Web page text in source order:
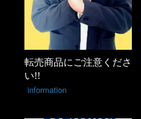
転売商品にご注意くださ
い!!
information